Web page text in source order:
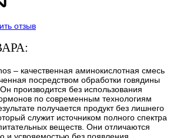
отзыв
– качественная аминокислотная смесь
посредством обработки говядины
производится без использования
по современным технологиям
получается продукт без лишнего
служит источником полного спектра
веществ. Они отличаются